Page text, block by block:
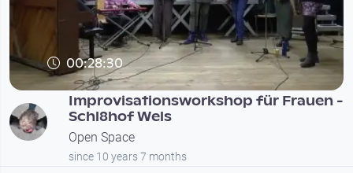
00:28:30
Improvisationsworkshop für Frauen -
Schl8hof Wels
Open Space
since 10 years 7 months